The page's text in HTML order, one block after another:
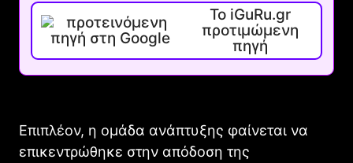
Το iGuRu.gr
προτιμώμενη
πηγή
Επιπλέον, η ομάδα ανάπτυξης φαίνεται να
επικεντρώθηκε στην απόδοση της